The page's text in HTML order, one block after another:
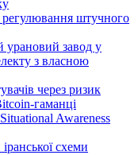
регулювання штучного
завод у
з власною
через ризик
гаманці
Awareness
схеми